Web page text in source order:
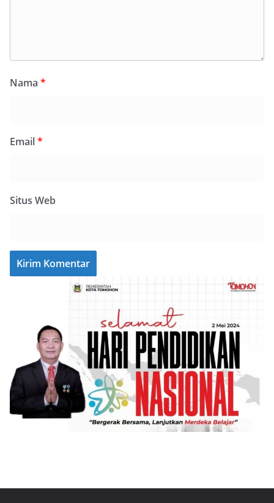
Nama *
Email*
Situs Web